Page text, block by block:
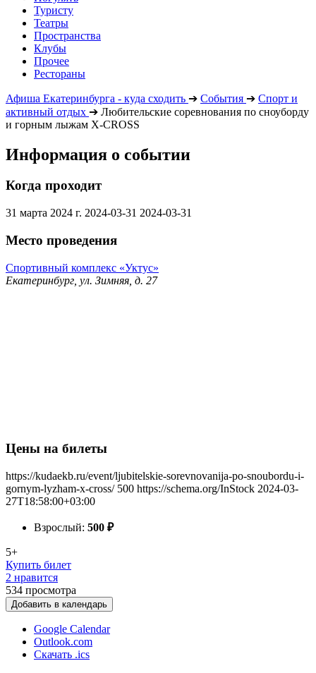
Туристу
Театры
Пространства
Клубы
Прочее
Рестораны
Афиша Екатеринбурга - куда сходить ➔ События ➔ Спорт и
активный отдых ➔ Любительские соревнования по сноуборду
и горным лыжам X-CROSS
Информация о событии
Когда проходит
31 марта 2024 г. 2024-03-31 2024-03-31
Место проведения
Спортивный комплекс «Уктус»
Екатеринбург, ул. Зимняя, д. 27
Цены на билеты
https://kudaekb.ru/event/ljubitelskie-sorevnovanija-po-snoubordu-i-
gornym-lyzham-x-cross/ 500 https://schema.org/InStock 2024-03-
27T18:58:00+03:00
Взрослый: 500 ₽
5+
Купить билет
2 нравится
534 просмотра
Добавить в календарь
Google Calendar
Outlook.com
Скачать .ics